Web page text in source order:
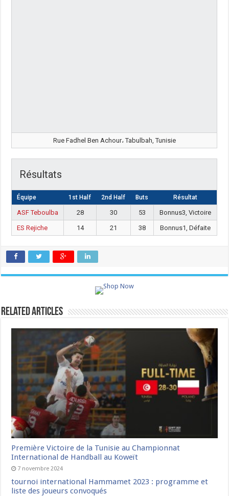
Rue Fadhel Ben Achour، Tabulbah, Tunisie
Résultats
Équipe 1st Half 2nd Half Buts Résultat
ASF Teboulba 28 30 53
Bonnus3, Victoire
ES Rejiche
14 21 38 Bonnus1, Défaite
Related Articles
Première Victoire de la Tunisie au Championnat
International de Handball au Koweït
7 novembre 2024
tournoi international Hammamet 2023 : programme et
liste des joueurs convoqués